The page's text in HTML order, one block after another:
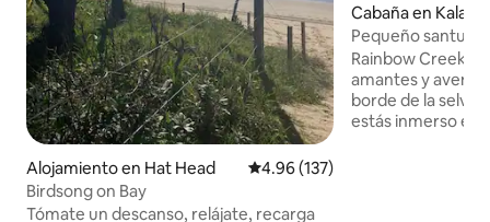
Alojamiento en Hat Head Calificación promedio: 4.96 de
4.96 (137)
Birdsong on Bay
Tómate un descanso, relájate, recarga
Cabaña en Kalang
Pequeño
cerca de Bellingen
Rainbow Creek
amantes y
borde de la selva
estás inmerso en